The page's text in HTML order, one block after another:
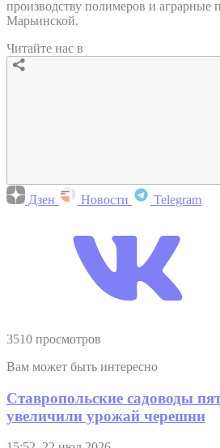
производству полимеров и аграрные
Марьинской.
Читайте нас в
Дзен Новости Telegram
3510 просмотров
Вам может быть интересно
Ставропольские садоводы
увеличили урожай черешни